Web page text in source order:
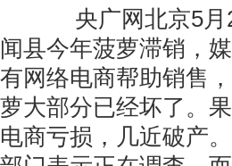
央广网北京5月
闻县今年菠萝滞销，
有网络电商帮助销售
萝大部分已经坏了。
电商亏损，几近破产